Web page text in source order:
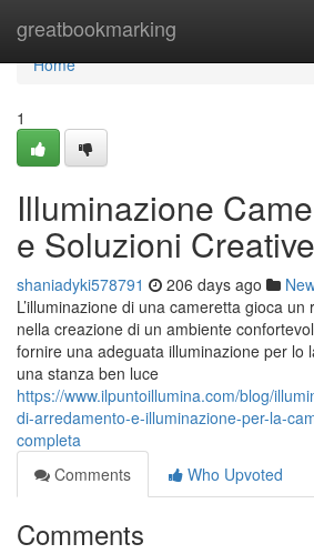
greatbookmarking
Home
Home
1
Illuminazione
e Soluzioni Creative
shaniadyki578791 206 days ago
L’illuminazione di una cameretta gioca
nella creazione di un ambiente
fornire una adeguata illuminazione per lo
una stanza ben luce
https://www.ilpuntoillumina.com/blog/
di-arredamento-e-illuminazione-per-la-
completa
Comments
Who Upvoted
Comments